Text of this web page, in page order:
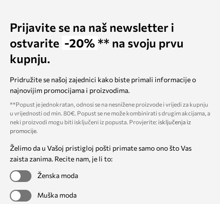
Prijavite se na naš newsletter i
ostvarite -20% ** na svoju prvu
kupnju.
Pridružite se našoj zajednici kako biste primali informacije o
najnovijim promocijama i proizvodima.
**Popust je jednokratan, odnosi se na nesnižene proizvode i vrijedi za kupnju
u vrijednosti od min. 80€. Popust se ne može kombinirati s drugim akcijama, a
neki proizvodi mogu biti isključeni iz popusta. Provjerite: isključenja iz
promocije.
Želimo da u Vašoj pristigloj pošti primate samo ono što Vas
zaista zanima. Recite nam, je li to:
Ženska moda
Muška moda